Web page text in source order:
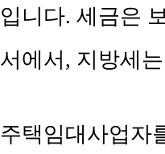
입니다. 세금은
서에서, 지방세
주택임대사업자